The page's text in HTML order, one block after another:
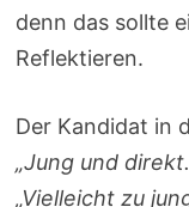
denn das sollte
Reflektieren.
Der Kandidat in
„Jung und
„Vielleicht zu